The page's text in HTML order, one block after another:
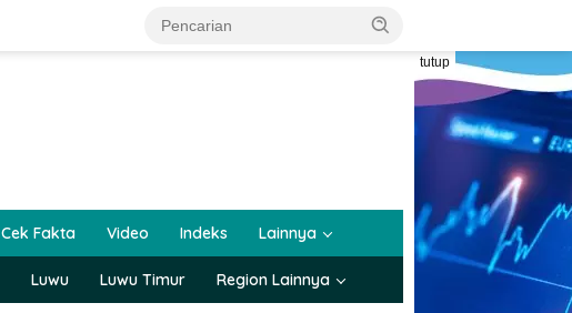
tutup
Cek Fakta Video Indeks Lainnya
Luwu Luwu Timur Region Lainnya